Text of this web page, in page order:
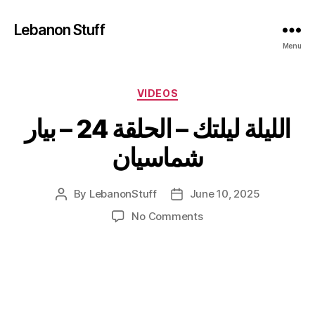
Lebanon Stuff
Menu
Categories
VIDEOS
الليلة ليلتك – الحلقة 24 – بيار
شماسيان
Post
By LebanonStuff
PostJune 10, 2025
No Commentson